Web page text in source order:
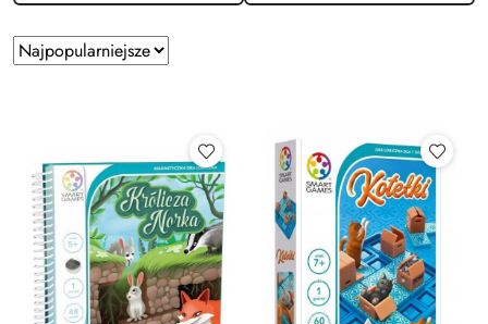
Zastosowano
sortowanie:
Sortuj
według